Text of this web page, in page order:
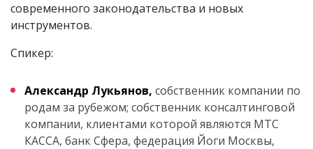
современного законодательства и новых
инструментов.
Спикер:
Александр Лукьянов, собственник компании по
родам за рубежом; собственник консалтинговой
компании, клиентами которой являются МТС
КАССА, банк Сфера, федерация Йоги Москвы,